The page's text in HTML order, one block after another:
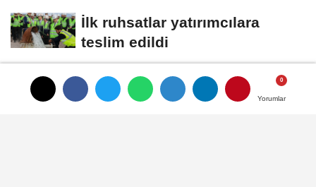
Yorumlar
Yorumlar
İlk ruhsatlar yatırımcılara
teslim edildi
TÜGİS, Gıda sanayisini
akademiyle buluşturuyor